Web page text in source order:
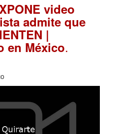
video
admite que
|
en México.